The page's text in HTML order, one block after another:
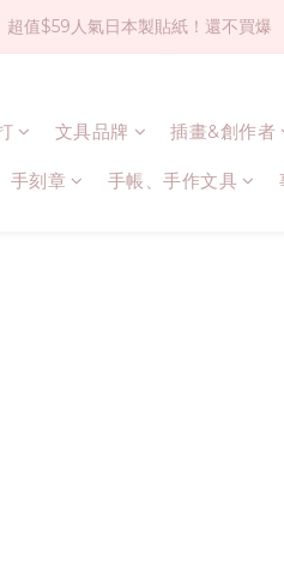
社群大人氣！各種有趣的打洞器
超值$59人氣日本製貼紙！還不買爆
社群大人氣！各種有趣的打洞器
文具品牌 插畫&創作者
手刻章 手帳、手作文具